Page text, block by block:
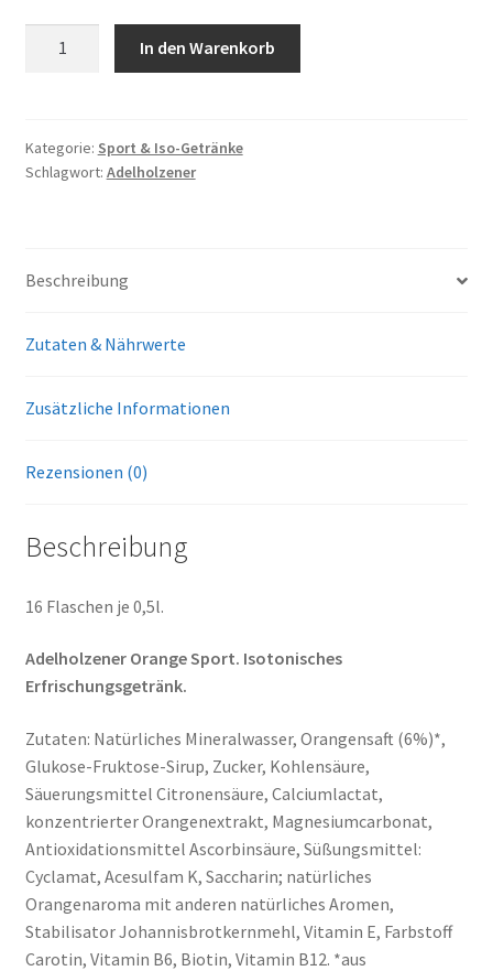
16
Flaschen
In den Warenkorb
Kategorie: Sport & Iso-Getränke
Schlagwort: Adelholzener
Beschreibung
Zutaten & Nährwerte
Zusätzliche Informationen
Rezensionen (0)
Beschreibung
16 Flaschen je 0,5l.
Adelholzener Orange Sport. Isotonisches
Erfrischungsgetränk.
Zutaten: Natürliches Mineralwasser, Orangensaft (6%)*,
Glukose-Fruktose-Sirup, Zucker, Kohlensäure,
Säuerungsmittel Citronensäure, Calciumlactat,
konzentrierter Orangenextrakt, Magnesiumcarbonat,
Antioxidationsmittel Ascorbinsäure, Süßungsmittel:
Cyclamat, Acesulfam K, Saccharin; natürliches
Orangenaroma mit anderen natürliches Aromen,
Stabilisator Johannisbrotkernmehl, Vitamin E, Farbstoff
Carotin, Vitamin B6, Biotin, Vitamin B12. *aus